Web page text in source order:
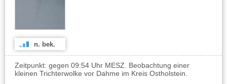
n. bek.
Zeitpunkt: gegen 09:54 Uhr MESZ. Beobachtung einer
kleinen Trichterwolke vor Dahme im Kreis Ostholstein.